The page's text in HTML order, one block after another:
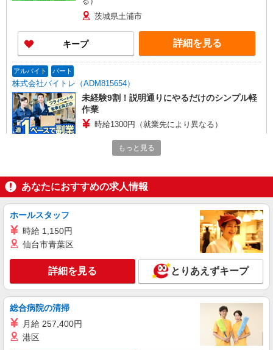
茨城県土浦市
キープ 詳細を見る
アルバイト パート
株式会社バイトレ（ADM815654）
未経験9割！説明通りにやるだけのシンプル軽
作業
時給1300円（就業先により異なる）
茨城県土浦市
アルバイト パート
株式会社バイトレ（ADM814620）
久しぶりのお仕事に｜座ってできるモクモク軽
時給1266円（就業先により異なる）
茨城県土浦市
キープ 詳細を見る
派遣社員
シーデーピージャパン株式会社 つくば営業所/16A44501
半導体やLEDなどに使われる金属材料の加工・
もっと見る
あなたにおすすめの求人情報
ホールスタッフ
時給 1,150円
仙台市青葉区
詳細を見る とりあえずキープ
総合病院の清掃
月給 257,400円
港区